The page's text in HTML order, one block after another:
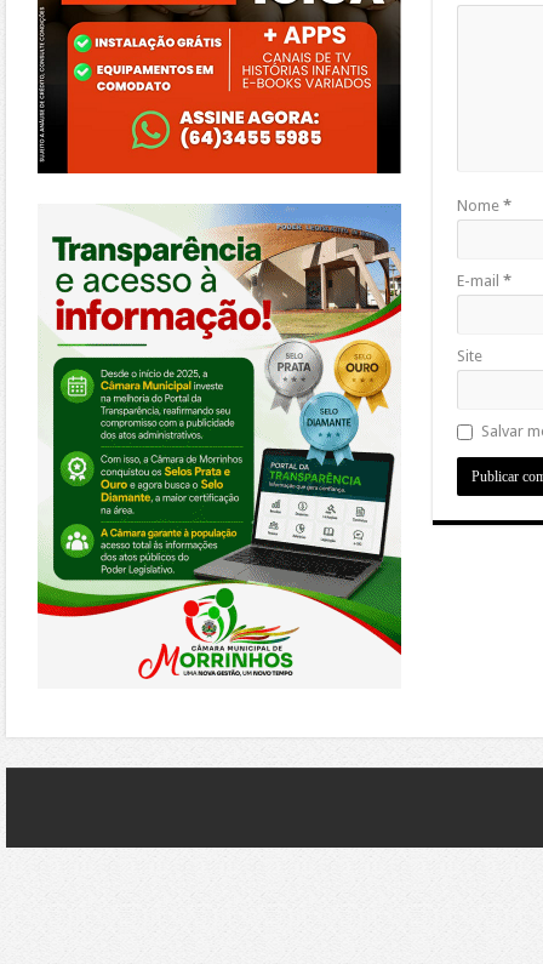
Nome *
E-mail *
Site
Salvar
https://morrinhos.go.leg.br/